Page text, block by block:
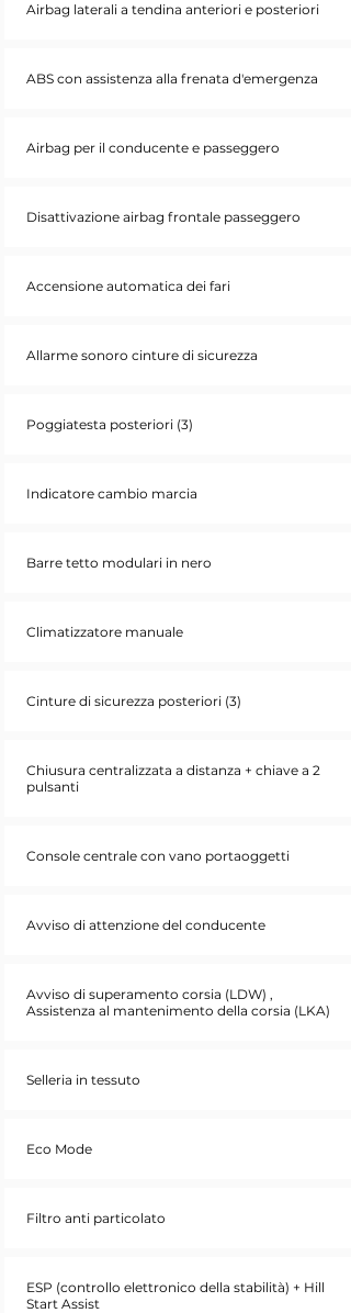
Airbag laterali a tendina anteriori e posteriori
ABS con assistenza alla frenata d'emergenza
Airbag per il conducente e passeggero
Disattivazione airbag frontale passeggero
Accensione automatica dei fari
Allarme sonoro cinture di sicurezza
Poggiatesta posteriori (3)
Indicatore cambio marcia
Barre tetto modulari in nero
Climatizzatore manuale
Cinture di sicurezza posteriori (3)
Chiusura centralizzata a distanza + chiave a 2
pulsanti
Console centrale con vano portaoggetti
Avviso di attenzione del conducente
Avviso di superamento corsia (LDW) ,
Assistenza al mantenimento della corsia (LKA)
Selleria in tessuto
Eco Mode
Filtro anti particolato
ESP (controllo elettronico della stabilità) + Hill
Start Assist